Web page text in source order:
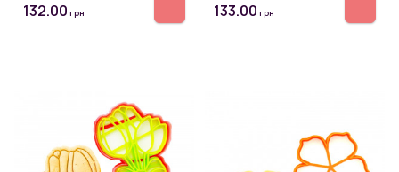
132.00 грн 133.00 грн